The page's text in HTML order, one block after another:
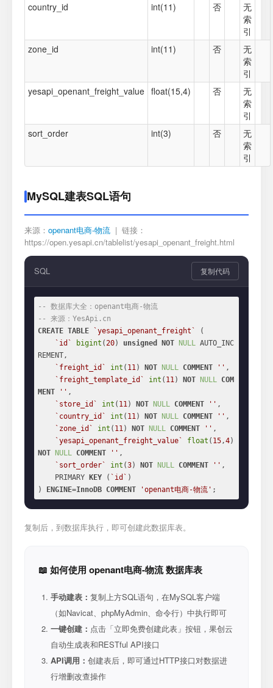
country_id
int(11) 否
无
索
引
zone_id
int(11) 否
无
索
引
yesapi_openant_freight_value float(15,4) 否
无
索
引
sort_order
int(3) 否
无
索
引
MySQL建表SQL语句
来源： openant电商-物流 | 链接：
https://open.yesapi.cn/tablelist/yesapi_openant_freight.html
SQL 复制代码
-- 数据库大全：openant电商-物流
-- 来源：YesApi.cn
CREATE TABLE `yesapi_openant_freight`
(
`id`
bigint (20) unsigned NOT NULL AUTO_INC
REMENT,
`freight_id`
int ( 11) NOT NULL COMMENT '' ,
`freight_template_id`
int ( 11) NOT NULL COM
MENT
'' ,
`store_id`
int ( 11) NOT NULL COMMENT '' ,
`country_id`
int ( 11) NOT NULL COMMENT '' ,
`zone_id`
int ( 11) NOT NULL COMMENT '' ,
`yesapi_openant_freight_value`
float ( 15,4
NOT
NULL COMMENT '' ,
`sort_order`
int (3) NOT NULL COMMENT '' ,
    PRIMARY
KEY ( `id` )
)
ENGINE=InnoDB COMMENT 'openant电商-物流' ;
复制后，到数据库执行，即可创建此数据库表。
📖 如何使用 openant电商-物流 数据库表
手动建表： 复制上方SQL语句，在MySQL客户端
（如Navicat、phpMyAdmin、命令行）中执行即可
一键创建： 点击「立即免费创建此表」按钮，果创云
自动生成表和RESTful API接口
API调用： 创建表后，即可通过HTTP接口对数据进
行增删改查操作